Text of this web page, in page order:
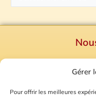
Gérer
Pour offrir les meilleures
Mentions